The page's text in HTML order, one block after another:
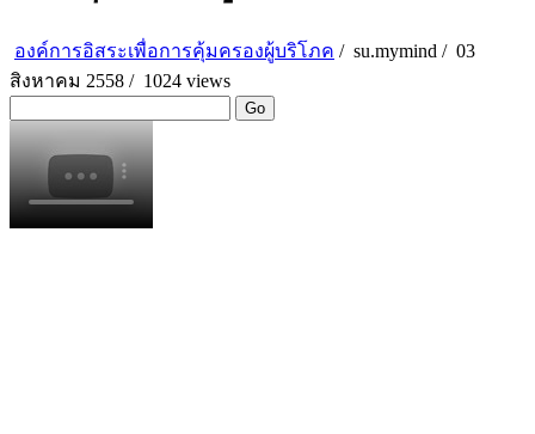
องค์การอิสระเพื่อการคุ้มครองผู้บริโภค / su.mymind / 03
สิงหาคม 2558 / 1024 views
Go